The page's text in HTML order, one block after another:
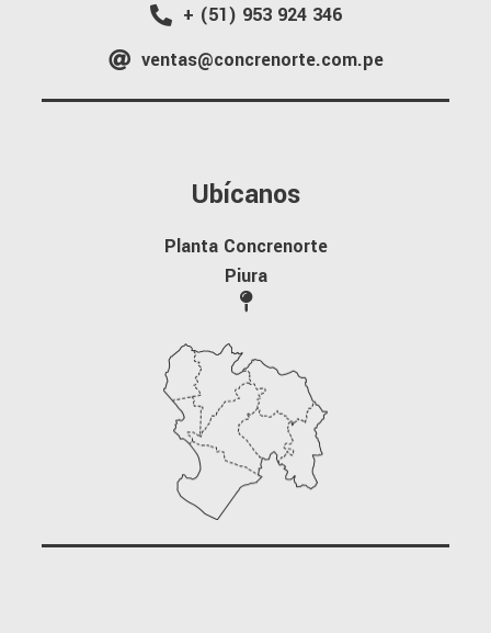
+ (51) 953 924 346
ventas@concrenorte.com.pe
Ubícanos
Planta Concrenorte
Piura